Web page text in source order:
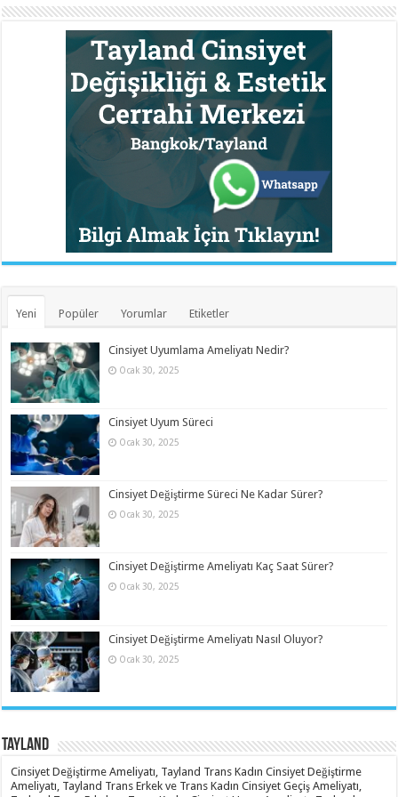
Yeni Popüler Yorumlar Etiketler
Cinsiyet Uyumlama Ameliyatı Nedir?
Ocak 30, 2025
Cinsiyet Uyum Süreci
Ocak 30, 2025
Cinsiyet Değiştirme Süreci Ne Kadar Sürer?
Ocak 30, 2025
Cinsiyet Değiştirme Ameliyatı Kaç Saat Sürer?
Ocak 30, 2025
Cinsiyet Değiştirme Ameliyatı Nasıl Oluyor?
Ocak 30, 2025
Tayland
Cinsiyet Değiştirme Ameliyatı, Tayland Trans Kadın Cinsiyet Değiştirme
Ameliyatı, Tayland Trans Erkek ve Trans Kadın Cinsiyet Geçiş Ameliyatı,